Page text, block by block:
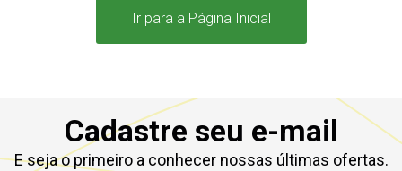
Ir para a Página Inicial
Cadastre seu e-mail
E seja o primeiro a conhecer nossas últimas ofertas.